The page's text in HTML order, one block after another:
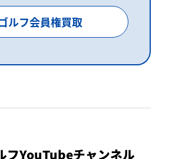
ルフ会員権買取
フYouTubeチャンネル